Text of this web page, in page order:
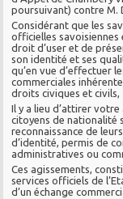
poursuivant) contre M.
Considérant que les
officielles savoisiennes
droit d’user et de
son identité et ses
qu’en vue d’effectuer
commerciales
droits civiques et civils,
Il y a lieu d’attirer
citoyens de nationalité
reconnaissance de
d’identité, permis de
administratives ou
Ces agissements,
services officiels de
d’un échange